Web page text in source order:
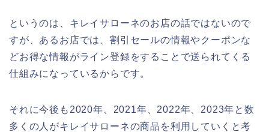
というのは、キレイサローネのお店の話ではないので
すが、あるお店では、割引セールの情報やクーポンな
どお得な情報がライン登録をすることで送られてくる
仕組みになっているからです。
それに今後も2020年、2021年、2022年、2023年と数
多くの人がキレイサローネの商品を利用していくと考